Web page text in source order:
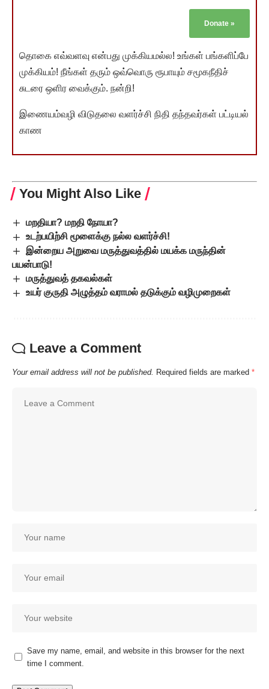
Donate »
தொகை எவ்வளவு என்பது முக்கியமல்ல! உங்கள் பங்களிப்பே
முக்கியம்! நீங்கள் தரும் ஒவ்வொரு ரூபாயும் சமூகநீதிச்
சுடரை ஒளிர வைக்கும். நன்றி!
இணையம்வழி விடுதலை வளர்ச்சி நிதி தந்தவர்கள் பட்டியல்
காண
You Might Also Like
மறதியா? மறதி நோயா?
உடற்பயிற்சி மூளைக்கு நல்ல வளர்ச்சி!
இன்றைய அறுவை மருத்துவத்தில் மயக்க மருந்தின்
பயன்பாடு!
மருத்துவத் தகவல்கள்
உயர் குருதி அழுத்தம் வராமல் தடுக்கும் வழிமுறைகள்
Leave a Comment
Your email address will not be published. Required fields are marked *
Save my name, email, and website in this browser for the next
time I comment.